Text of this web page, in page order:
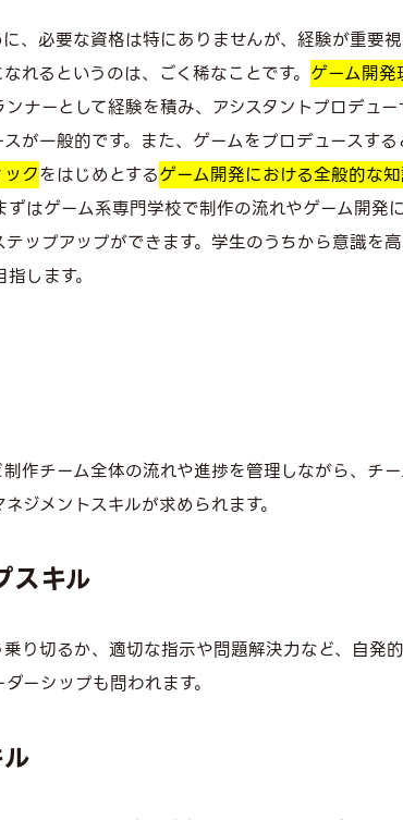
、必要な資格は特にありませんが、経験が重要
れるというのは、ごく稀なことです。 ゲーム開
ナーとして経験を積み、アシスタントプロデュ
が一般的です。また、ゲームをプロデュースす
クをはじめとするゲーム開発における全般的な
はゲーム系専門学校で制作の流れやゲーム開発
ップアップができます。学生のうちから意識を高
します。
作チーム全体の流れや進捗を管理しながら、チ
ジメントスキルが求められます。
スキル
り切るか、適切な指示や問題解決力など、自発
ーシップも問われます。